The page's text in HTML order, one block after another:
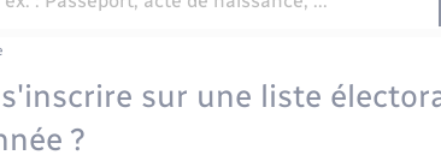
sur une liste
?